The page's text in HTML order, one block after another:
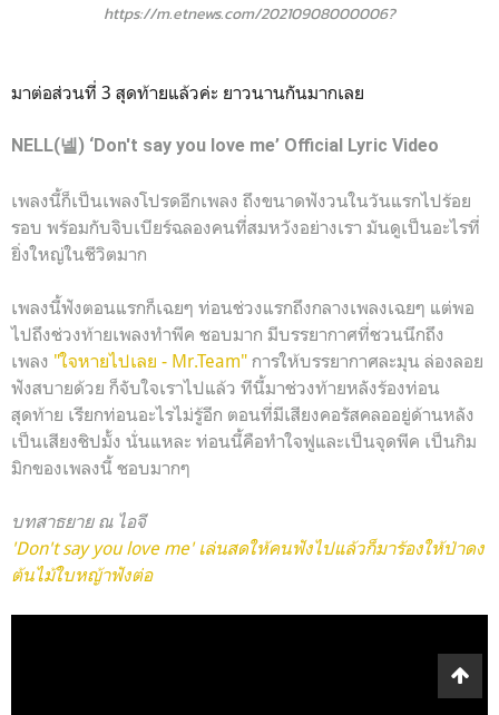
https://m.etnews.com/20210908000006?
มาต่อส่วนที่ 3 สุดท้ายแล้วค่ะ ยาวนานกันมากเลย
NELL(넬) ‘Don't say you love me’ Official Lyric Video
เพลงนี้ก็เป็นเพลงโปรดอีกเพลง ถึงขนาดฟังวนในวันแรกไปร้อย
รอบ พร้อมกับจิบเบียร์ฉลองคนที่สมหวังอย่างเรา มันดูเป็นอะไรที่
ยิ่งใหญ่ในชีวิตมาก
เพลงนี้ฟังตอนแรกก็เฉยๆ ท่อนช่วงแรกถึงกลางเพลงเฉยๆ แต่พอ
ไปถึงช่วงท้ายเพลงทำพีค ชอบมาก มีบรรยากาศที่ชวนนึกถึง
เพลง "ใจหายไปเลย - Mr.Team" การให้บรรยากาศละมุน ล่องลอย
ฟังสบายด้วย ก็จับใจเราไปแล้ว ทีนี้มาช่วงท้ายหลังร้องท่อน
สุดท้าย เรียกท่อนอะไรไม่รู้อีก ตอนที่มีเสียงคอรัสคลออยู่ด้านหลัง
เป็นเสียงชิปมั้ง นั่นแหละ ท่อนนี้คือทำใจฟูและเป็นจุดพีค เป็นกิม
มิกของเพลงนี้ ชอบมากๆ
บทสาธยาย ณ ไอจี
'Don't say you love me' เล่นสดให้คนฟังไปแล้วก็มาร้องให้ป่าดง
ต้นไม้ใบหญ้าฟังต่อ